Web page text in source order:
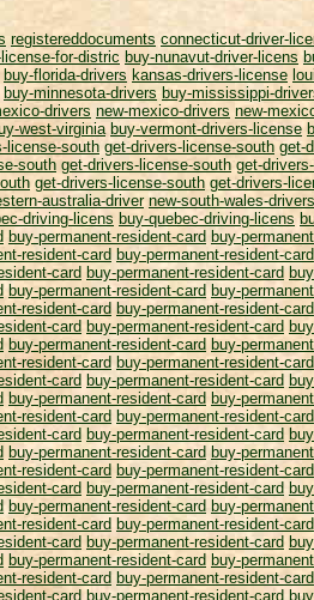
registereddocuments connecticut-driver-
for-distric buy-nunavut-driver-licens
buy-florida-drivers kansas-drivers-license
buy-minnesota-drivers buy-mississippi-
drivers new-mexico-drivers new-
west-virginia buy-vermont-drivers-license
license-south get-drivers-license-south get-
south get-drivers-license-south get-
get-drivers-license-south get-drivers-
australia-driver new-south-wales-drivers
driving-licens buy-quebec-driving-licens
buy-permanent-resident-card buy-
resident-card buy-permanent-resident-card
card buy-permanent-resident-card
buy-permanent-resident-card buy-
resident-card buy-permanent-resident-card
card buy-permanent-resident-card
buy-permanent-resident-card buy-
resident-card buy-permanent-resident-card
card buy-permanent-resident-card
buy-permanent-resident-card buy-
resident-card buy-permanent-resident-card
card buy-permanent-resident-card
buy-permanent-resident-card buy-
resident-card buy-permanent-resident-card
card buy-permanent-resident-card
buy-permanent-resident-card buy-
resident-card buy-permanent-resident-card
card buy-permanent-resident-card
buy-permanent-resident-card buy-
resident-card buy-permanent-resident-card
card buy-permanent-resident-card